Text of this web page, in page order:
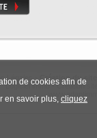
de cookies afin de
en savoir plus, cliquez
Légales
Création du
Logiciel immo-Création